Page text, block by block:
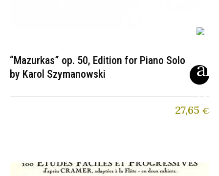
“Mazurkas” op. 50, Edition for Piano Solo
by Karol Szymanowski
27,65 €